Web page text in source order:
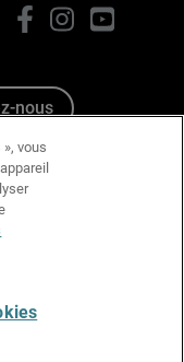
FacebookInstagramYouTube
nous
vous